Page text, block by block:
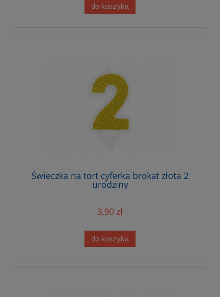
do koszyka
Świeczka na tort cyferka brokat złota 2
urodziny
3,90 zł
do koszyka